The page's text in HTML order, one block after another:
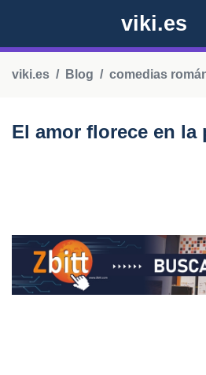
viki.es
viki.es Blog comedias
El amor florece en la